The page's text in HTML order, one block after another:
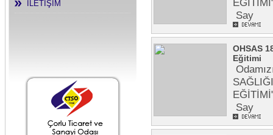
İLETİŞİM
Say
OHSAS
Eğitimi
Say